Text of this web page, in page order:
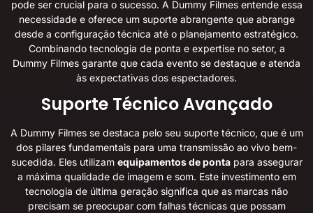
pode ser crucial para o sucesso. A Dummy Filmes entende essa
necessidade e oferece um suporte abrangente que abrange
desde a configuração técnica até o planejamento estratégico.
Combinando tecnologia de ponta e expertise no setor, a
Dummy Filmes garante que cada evento se destaque e atenda
às expectativas dos espectadores.
Suporte Técnico Avançado
A Dummy Filmes se destaca pelo seu suporte técnico, que é um
dos pilares fundamentais para uma transmissão ao vivo bem-
sucedida. Eles utilizam equipamentos de pontapara assegurar
a máxima qualidade de imagem e som. Este investimento em
tecnologia de última geração significa que as marcas não
precisam se preocupar com falhas técnicas que possam